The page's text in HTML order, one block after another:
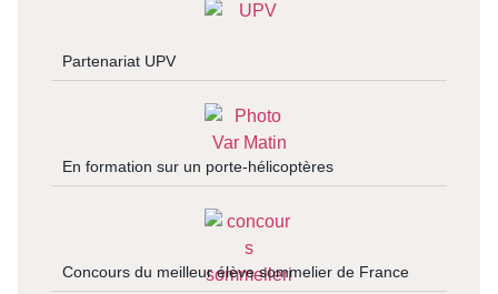
Partenariat UPV
En formation sur un porte-hélicoptères
Concours du meilleur élève sommelier de France